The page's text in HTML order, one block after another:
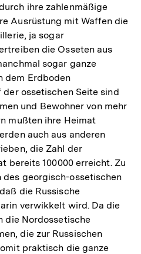
ihre zahlenmäßige
Ausrüstung mit Waffen die
ja sogar
die Osseten aus
sogar ganze
dem Erdboden
ossetischen Seite sind
und Bewohner von mehr
mußten ihre Heimat
auch aus anderen
die Zahl der
bereits 100000 erreicht. Zu
georgisch-ossetischen
die Russische
verwikkelt wird. Da die
die Nordossetische
die zur Russischen
praktisch die ganze